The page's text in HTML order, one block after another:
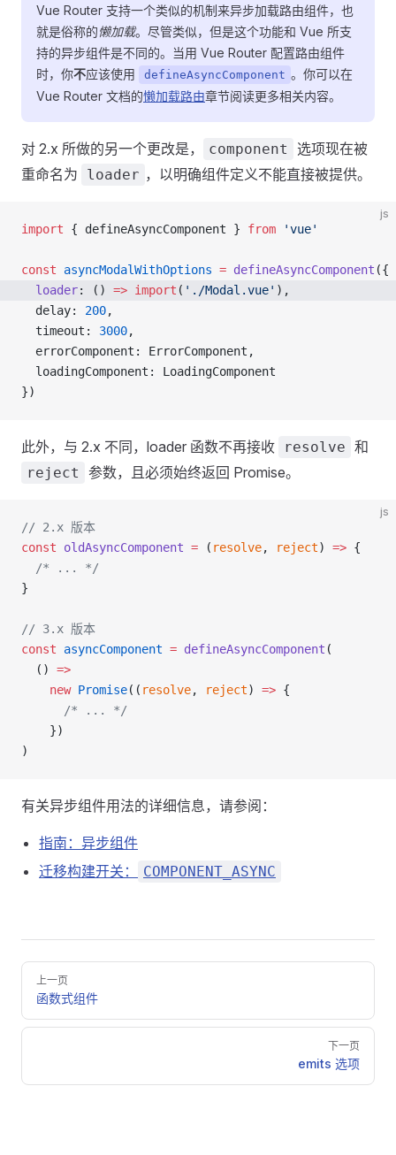
Vue Router 支持一个类似的机制来异步加载路由组件，也
就是俗称的懒加载。尽管类似，但是这个功能和 Vue 所支
持的异步组件是不同的。当用 Vue Router 配置路由组件
时，你不应该使用 defineAsyncComponent 。你可以在
Vue Router 文档的懒加载路由章节阅读更多相关内容。
对 2.x 所做的另一个更改是， component
选项现在被
重命名为
loader ，以明确组件定义不能直接被提供。
js
import { defineAsyncComponent } from 'vue'
const asyncModalWithOptions = defineAsyncComponent ({
  loader
: () => import ( './Modal.vue' ),
  delay:
200,
  timeout:
3000,
  errorComponent: ErrorComponent,
  loadingComponent: LoadingComponent
})
此外，与 2.x 不同，loader 函数不再接收 resolve 和
reject 参数，且必须始终返回 Promise。
js
// 2.x 版本
const oldAsyncComponent = ( resolve, reject) => {
  /* ... */
}
// 3.x 版本
const asyncComponent = defineAsyncComponent (
  ()
=>
    new
Promise(( resolve, reject) => {
      /* ... */
    })
)
有关异步组件用法的详细信息，请参阅：
指南：异步组件
迁移构建开关：
COMPONENT_ASYNC
Pager
上一页
函数式组件
下一页
emits 选项